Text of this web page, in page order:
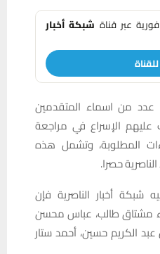
عبر قناة شبكة أخبار
عدد من اسماء المتقدمين
عليهم الإسراع في مراجعة
المطلوبة، وتشمل هذه
حصرا.
شبكة أخبار الناصرية فإن
مشتاق طالب، عباس محسن
الكريم حسين، أحمد ستار